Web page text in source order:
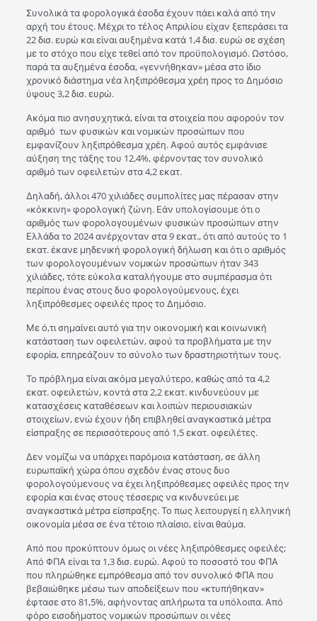
Συνολικά τα φορολογικά έσοδα έχουν πάει καλά από την
αρχή του έτους. Μέχρι το τέλος Απριλίου είχαν ξεπεράσει τα
22 δισ. ευρώ και είναι αυξημένα κατά 1,4 δισ. ευρώ σε σχέση
με το στόχο που είχε τεθεί από τον προϋπολογισμό. Ωστόσο,
παρά τα αυξημένα έσοδα, «γεννήθηκαν» μέσα στο ίδιο
χρονικό διάστημα νέα ληξιπρόθεσμα χρέη προς το Δημόσιο
ύψους 3,2 δισ. ευρώ.
Ακόμα πιο ανησυχητικά, είναι τα στοιχεία που αφορούν τον
αριθμό των φυσικών και νομικών προσώπων που
εμφανίζουν ληξιπρόθεσμα χρέη. Αφού αυτός εμφάνισε
αύξηση της τάξης του 12,4%, φέρνοντας τον συνολικό
αριθμό των οφειλετών στα 4,2 εκατ.
Δηλαδή, άλλοι 470 χιλιάδες συμπολίτες μας πέρασαν στην
«κόκκινη» φορολογική ζώνη. Εάν υπολογίσουμε ότι ο
αριθμός των φορολογουμένων φυσικών προσώπων στην
Ελλάδα το 2024 ανέρχονταν στα 9 εκατ., ότι από αυτούς το 1
εκατ. έκανε μηδενική φορολογική δήλωση και ότι ο αριθμός
των φορολογουμένων νομικών προσώπων ήταν 343
χιλιάδες, τότε εύκολα καταλήγουμε στο συμπέρασμα ότι
περίπου ένας στους δυο φορολογούμενους, έχει
ληξιπρόθεσμες οφειλές προς το Δημόσιο.
Με ό,τι σημαίνει αυτό για την οικονομική και κοινωνική
κατάσταση των οφειλετών, αφού τα προβλήματα με την
εφορία, επηρεάζουν το σύνολο των δραστηριοτήτων τους.
Το πρόβλημα είναι ακόμα μεγαλύτερο, καθώς από τα 4,2
εκατ. οφειλετών, κοντά στα 2,2 εκατ. κινδυνεύουν με
κατασχέσεις καταθέσεων και λοιπών περιουσιακών
στοιχείων, ενώ έχουν ήδη επιβληθεί αναγκαστικά μέτρα
είσπραξης σε περισσότερους από 1,5 εκατ. οφειλέτες.
Δεν νομίζω να υπάρχει παρόμοια κατάσταση, σε άλλη
ευρωπαϊκή χώρα όπου σχεδόν ένας στους δυο
φορολογούμενους να έχει ληξιπρόθεσμες οφειλές προς την
εφορία και ένας στους τέσσερις να κινδυνεύει με
αναγκαστικά μέτρα είσπραξης. Το πως λειτουργεί η ελληνική
οικονομία μέσα σε ένα τέτοιο πλαίσιο, είναι θαύμα.
Από που προκύπτουν όμως οι νέες ληξιπρόθεσμες οφειλές;
Από ΦΠΑ είναι τα 1,3 δισ. ευρώ. Αφού το ποσοστό του ΦΠΑ
που πληρώθηκε εμπρόθεσμα από τον συνολικό ΦΠΑ που
βεβαιώθηκε μέσω των αποδείξεων που «κτυπήθηκαν»
έφτασε στο 81,5%, αφήνοντας απλήρωτα τα υπόλοιπα. Από
φόρο εισοδήματος νομικών προσώπων οι νέες